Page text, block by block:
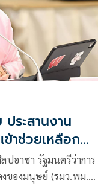
ประสานงาน
าช่วยเหลือกลุ่ม
ม่สายรอบ 3 ด้าน
วังสถานการณ์
อาชา รัฐมนตรีว่าการ
ของมนุษย์ (รมว.พม.)